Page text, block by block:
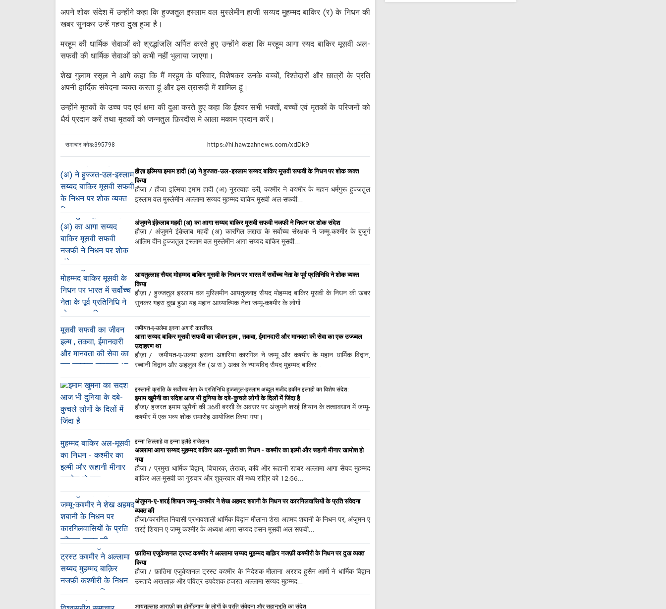
अपने शोक संदेश में उन्होंने कहा कि हुज्जतुल इस्लाम वल मुस्लेमीन हाजी सय्यद मुहम्मद बाकिर (र) के निधन की
खबर सुनकर उन्हें गहरा दुख हुआ है।
मरहूम की धार्मिक सेवाओं को श्रद्धांजलि अर्पित करते हुए उन्होंने कहा कि मरहूम आगा स्यद बाकिर मूसवी अल-
सफवी की धार्मिक सेवाओं को कभी नहीं भुलाया जाएगा।
शेख गुलाम रसूल ने आगे कहा कि मैं मरहूम के परिवार, विशेषकर उनके बच्चों, रिश्तेदारों और छात्रों के प्रति
अपनी हार्दिक संवेदना व्यक्त करता हूं और इस त्रासदी में शामिल हूं।
उन्होंने मृतकों के उच्च पद एवं क्षमा की दुआ करते हुए कहा कि ईश्वर सभी भक्तों, बच्चों एवं मृतकों के परिजनों को
धैर्य प्रदान करें तथा मृतकों को जन्नतुल फ़िरदौस मे आला मकाम प्रदान करें।
समाचार कोड:395798
हौज़ा इल्मिया इमाम हादी (अ) ने हुज्जत-उल-इस्लाम सय्यद बाकिर मूसवी सफवी के निधन पर शोक व्यक्त
किया
हौज़ा / हौजा इल्मिया इमाम हादी (अ) नूरख्वाह उरी, कश्मीर ने कश्मीर के महान धर्मगुरू हुज्जतुल
इस्लाम वल मुस्लेमीन अल्लामा सय्यद मुहम्मद बाकिर मूसवी अल-सफवी…
अंजुमने इंक़ेलाब महदी (अ) का आगा सय्यद बाकिर मूसवी सफवी नजफी ने निधन पर शोक संदेश
हौज़ा / अंजुमने इंक़ेलाब महदी (अ) कारगिल लद्दाख के सर्वोच्च संरक्षक ने जम्मू-कश्मीर के बुजुर्ग
आलिम दीन हुज्जतुल इस्लाम वल मुस्लेमीन आगा सय्यद बाकिर मूसवी…
आयतुल्लाह सैयद मोहम्मद बाकिर मूसवी के निधन पर भारत में सर्वोच्च नेता के पूर्व प्रतिनिधि ने शोक व्यक्त
किया
हौज़ा / हुज्जतुल इस्लाम वल मुस्लिमीन आयतुल्लाह सैयद मोहम्मद बाकिर मूसवी के निधन की खबर
सुनकर गहरा दुख हुआ यह महान आध्यात्मिक नेता जम्मू-कश्मीर के लोगों…
जमीयत-ए-उलेमा इस्ना अशरी कारगिल:
आग़ा सय्यद बाकिर मूसवी सफवी का जीवन इल्म , तकवा, ईमानदारी और मानवता की सेवा का एक उज्ज्वल
उदाहरण था
हौज़ा / जमीयत-ए-उलमा इसना अशरिया कारगिल ने जम्मू और कश्मीर के महान धार्मिक विद्वान,
रब्बानी विद्वान और अहलुल बैत (अ.स.) अका के न्यायविद सैयद मुहम्मद बाकिर…
इस्लामी क्रांति के सर्वोच्च नेता के प्रतिनिधि हुज्जतुल-इस्लाम अब्दुल मजीद हकीम इलाही का विशेष संदेश:
इमाम खुमैनी का संदेश आज भी दुनिया के दबे-कुचले लोगों के दिलों में जिंदा है
हौजा/ हजरत इमाम खुमैनी की 36वीं बरसी के अवसर पर अंजुमने शरई शियान के तत्वावधान में जम्मू-
कश्मीर में एक भव्य शोक समारोह आयोजित किया गया।
इन्ना लिल्लाहे वा इन्ना इलैहे राजेऊन
अल्लामा आगा सय्यद मुहम्मद बाकिर अल-मूसवी का निधन - कश्मीर का इल्मी और रूहानी मीनार खामोश हो
गया
हौज़ा / प्रमुख धार्मिक विद्वान, विचारक, लेखक, कवि और रूहानी रहबर अल्लामा आगा सैयद मुहम्मद
बाकिर अल-मूसवी का गुरुवार और शुक्रवार की मध्य रात्रि को 12:56…
अंजुमन-ए-शरई शियान जम्मू-कश्मीर ने शेख अहमद शबानी के निधन पर कारगिलवासियों के प्रति संवेदना
व्यक्त की
हौज़ा/कारगिल निवासी प्रभावशाली धार्मिक विद्वान मौलाना शेख अहमद शबानी के निधन पर, अंजुमन ए
शरई शियान ए जम्मू-कश्मीर के अध्यक्ष आगा सय्यद हसन मूसवी अल-सफवी…
फ़ातिमा एजुकेशनल ट्रस्ट कश्मीर ने अल्लामा सय्यद मुहम्मद बाक़िर नजफ़ी कश्मीरी के निधन पर दुख व्यक्त
किया
हौज़ा / फ़ातिमा एजुकेशनल ट्रस्ट कश्मीर के निदेशक मौलाना अरशद हुसैन आर्मो ने धार्मिक विद्वान
उस्तादे अखलाक़ और पवित्र उपदेशक हजरत अल्लामा सय्यद मुहम्मद…
आयतुल्लाह आराफ़ी का होर्मोज़्गान के लोगों के प्रति संवेदना और सहानुभूति का संदेश: